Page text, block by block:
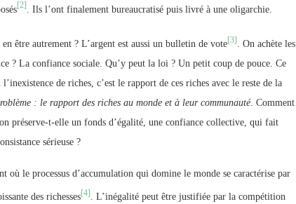
[2] . Ils l’ont finalement bureaucratisé puis livré à une oligarchie.
être autrement ? L’argent est aussi un bulletin de vote [3]
. On achète les
? La confiance sociale. Qu’y peut la loi ? Un petit coup de pouce. Ce
de riches, c’est le rapport de ces riches avec le reste de la
: le rapport des riches au monde et à leur communauté. Comment
préserve-t-elle un fonds d’égalité, une confiance collective, qui fait
sérieuse ?
où le processus d’accumulation qui domine le monde se caractérise par
des richesses[4]
. L’inégalité peut être justifiée par la compétition